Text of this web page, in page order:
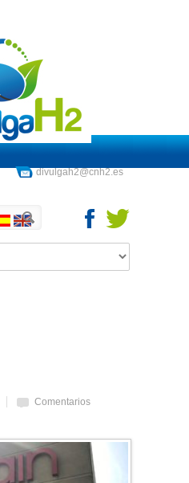
divulgah2@cnh2.es
Comentarios